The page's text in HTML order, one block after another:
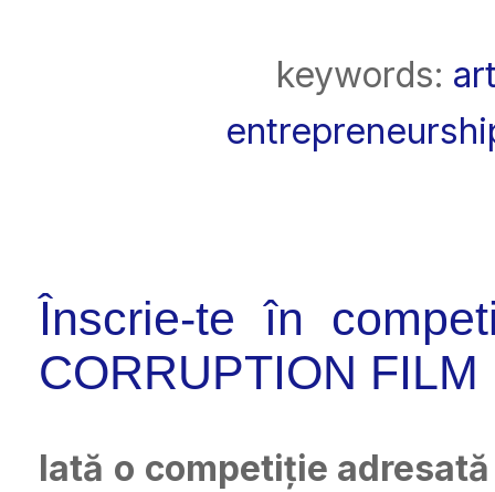
keywords:
Înscrie-te în
CORRUPTION
Iată o competiție